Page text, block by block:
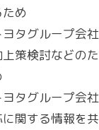
め
タグループ会
策検討などの
タグループ会
関する情報を